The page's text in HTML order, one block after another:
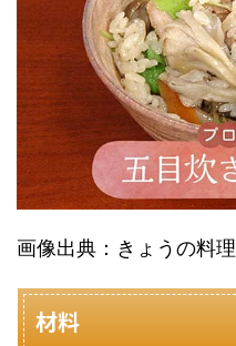
画像出典：きょうの料理
材料